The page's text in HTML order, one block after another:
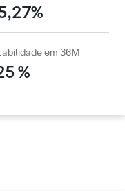
em 36M
%